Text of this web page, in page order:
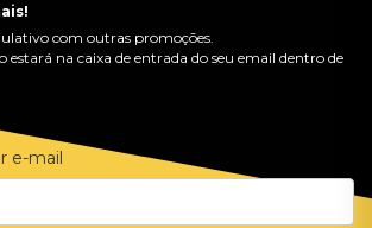
com outras promoções.
estará na caixa de entrada do seu email dentro de
e-mail